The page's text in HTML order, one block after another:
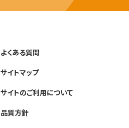
よくある質問
サイトマップ
サイトのご利用について
品質方針